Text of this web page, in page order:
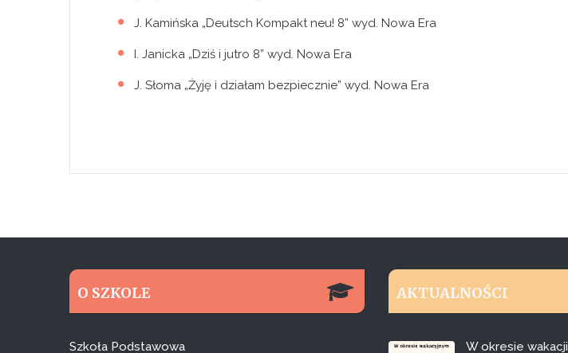
J. Kamińska „Deutsch Kompakt neu! 8” wyd. Nowa Era
I. Janicka „Dziś i jutro 8” wyd. Nowa Era
J. Słoma „Żyję i działam bezpiecznie” wyd. Nowa Era
O SZKOLE
Szkoła Podstawowa
AKTUALNOŚCI
W okresie wakacji